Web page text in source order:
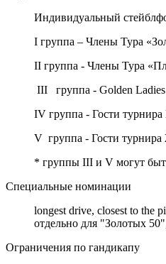
Индивидуальный
I группа – Члены Тура
II группа - Члены Тура
III группа - Golden
IV группа - Гости
V группа - Гости
* группы III и V могут
Специальные номинации
longest drive, closest to the
отдельно для "Золотых
Ограничения по гандикапу